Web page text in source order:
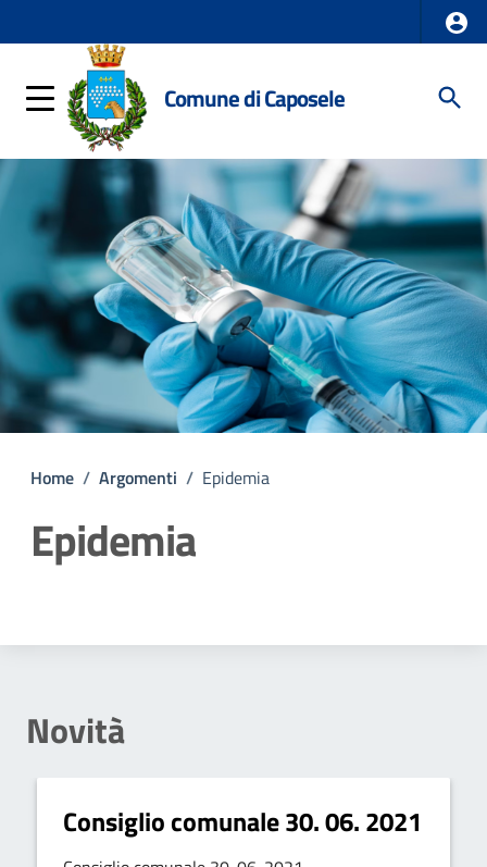
Comune di Caposele
Home / Argomenti / Epidemia
Epidemia
Novità
Consiglio comunale 30. 06. 2021